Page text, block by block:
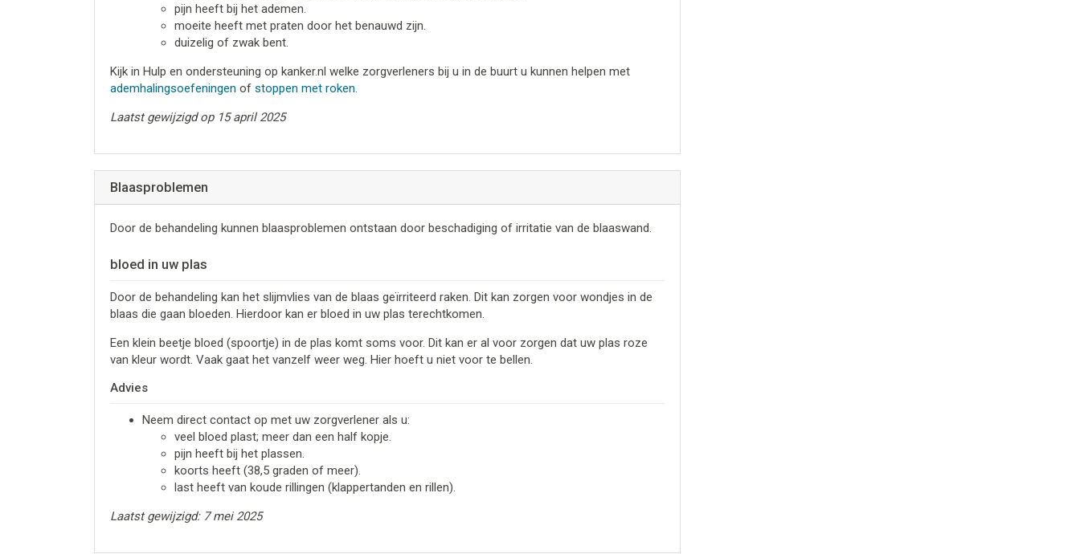
pijn heeft bij het ademen.
moeite heeft met praten door het benauwd zijn.
duizelig of zwak bent.
Kijk in Hulp en ondersteuning op kanker.nl welke zorgverleners bij u in de buurt u kunnen helpen met
ademhalingsoefeningen of stoppen met roken.
Laatst gewijzigd op 15 april 2025
Blaasproblemen
Door de behandeling kunnen blaasproblemen ontstaan door beschadiging of irritatie van de blaaswand.
bloed in uw plas
Door de behandeling kan het slijmvlies van de blaas geïrriteerd raken. Dit kan zorgen voor wondjes in de
blaas die gaan bloeden. Hierdoor kan er bloed in uw plas terechtkomen.
Een klein beetje bloed (spoortje) in de plas komt soms voor. Dit kan er al voor zorgen dat uw plas roze
van kleur wordt. Vaak gaat het vanzelf weer weg. Hier hoeft u niet voor te bellen.
Advies
Neem direct contact op met uw zorgverlener als u:
veel bloed plast; meer dan een half kopje.
pijn heeft bij het plassen.
koorts heeft (38,5 graden of meer).
last heeft van koude rillingen (klappertanden en rillen).
Laatst gewijzigd: 7 mei 2025